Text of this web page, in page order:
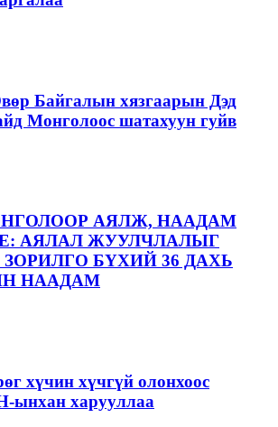
Байгалын хязгаарын Дэд
Монголоос шатахуун гуйв
АЯЛЖ, НААДАМ
АЯЛАЛ ЖУУЛЧЛАЛЫГ
БҮХИЙ 36 ДАХЬ
НААДАМ
хүчин хүчгүй олонхоос
ынхан харууллаа